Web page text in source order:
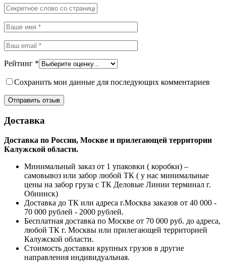
Рейтинг *
Сохранить мои данные для последующих комментариев
Доставка
Доставка по России, Москве и прилегающей территории
Калужской области.
Минимальный заказ от 1 упаковки ( коробки) –
самовывоз или забор любой ТК ( у нас минимальные
цены на забор груза с ТК Деловые Линии терминал г.
Обнинск)
Доставка до ТК или адреса г.Москва заказов от 40 000 -
70 000 рублей - 2000 рублей.
Бесплатная доставка по Москве от 70 000 руб. до адреса,
любой ТК г. Москвы или прилегающей территорией
Калужской области.
Стоимость доставки крупных грузов в другие
направления индивидуальная.